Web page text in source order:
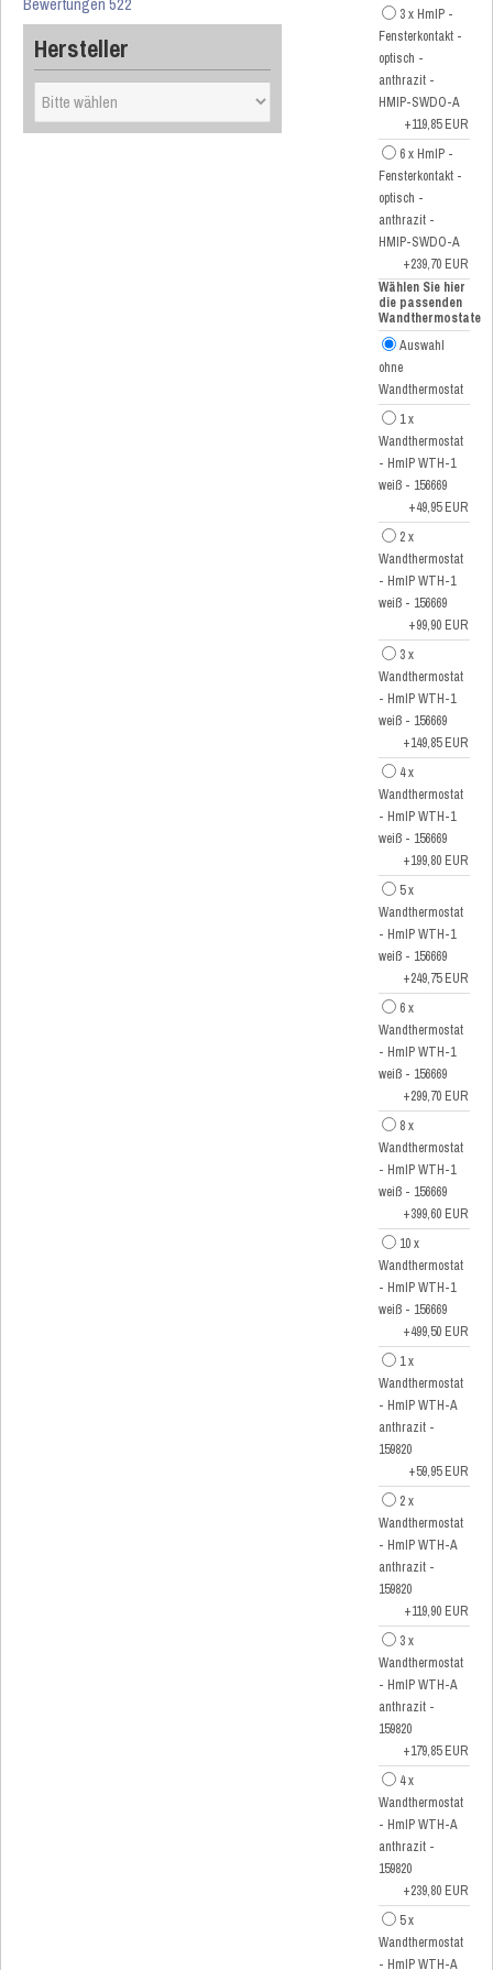
Hersteller
3 x HmIP -
Fensterkontakt -
optisch -
anthrazit -
HMIP-SWDO-A
+119,85 EUR
6 x HmIP -
Fensterkontakt -
optisch -
anthrazit -
HMIP-SWDO-A
+239,70 EUR
Wählen Sie hier
die passenden
Wandthermostate
Auswahl
ohne
Wandthermostat
1 x
Wandthermostat
- HmIP WTH-1
weiß - 156669
+49,95 EUR
2 x
Wandthermostat
- HmIP WTH-1
weiß - 156669
+99,90 EUR
3 x
Wandthermostat
- HmIP WTH-1
weiß - 156669
+149,85 EUR
4 x
Wandthermostat
- HmIP WTH-1
weiß - 156669
+199,80 EUR
5 x
Wandthermostat
- HmIP WTH-1
weiß - 156669
+249,75 EUR
6 x
Wandthermostat
- HmIP WTH-1
weiß - 156669
+299,70 EUR
8 x
Wandthermostat
- HmIP WTH-1
weiß - 156669
+399,60 EUR
10 x
Wandthermostat
- HmIP WTH-1
weiß - 156669
+499,50 EUR
1 x
Wandthermostat
- HmIP WTH-A
anthrazit -
159820
+59,95 EUR
2 x
Wandthermostat
- HmIP WTH-A
anthrazit -
159820
+119,90 EUR
3 x
Wandthermostat
- HmIP WTH-A
anthrazit -
159820
+179,85 EUR
4 x
Wandthermostat
- HmIP WTH-A
anthrazit -
159820
+239,80 EUR
5 x
Wandthermostat
- HmIP WTH-A